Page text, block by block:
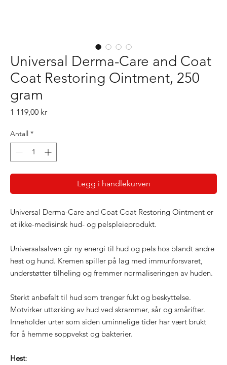
Universal Derma-Care and Coat
Coat Restoring Ointment, 250
gram
1 119,00 krPris
Antall *
Legg i handlekurven
Universal Derma-Care and Coat Coat Restoring Ointment er
et ikke-medisinsk hud- og pelspleieprodukt.
Universalsalven gir ny energi til hud og pels hos blandt andre
hest og hund. Kremen spiller på lag med immunforsvaret,
understøtter tilheling og fremmer normaliseringen av huden.
Sterkt anbefalt til hud som trenger fukt og beskyttelse.
Motvirker uttørking av hud ved skrammer, sår og smårifter.
Inneholder urter som siden uminnelige tider har vært brukt
for å hemme soppvekst og bakterier.
Hest: